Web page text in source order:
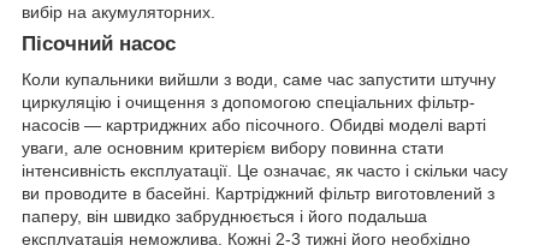
вибір на акумуляторних.
Пісочний насос
Коли купальники вийшли з води, саме час запустити штучну
циркуляцію і очищення з допомогою спеціальних фільтр-
насосів — картриджних або пісочного. Обидві моделі варті
уваги, але основним критерієм вибору повинна стати
інтенсивність експлуатації. Це означає, як часто і скільки часу
ви проводите в басейні. Картріджний фільтр виготовлений з
паперу, він швидко забруднюється і його подальша
експлуатація неможлива. Кожні 2-3 тижні його необхідно